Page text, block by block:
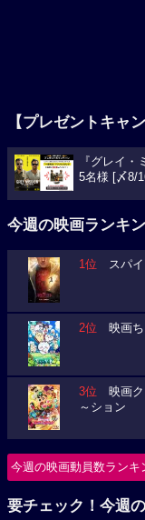
【プレゼントキャ
『グレイ
5名様 [〆8/
今週の映画ランキ
1位 スパイ
2位 映画ち
3位 映画ク
～ション
今週の映画動員数ランキ
要チェック！今週